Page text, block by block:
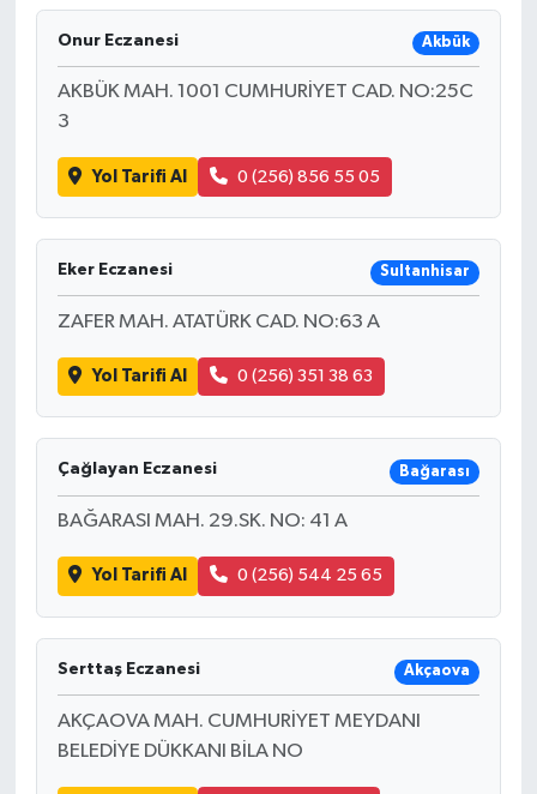
Onur Eczanesi Akbük
AKBÜK MAH. 1001 CUMHURİYET CAD. NO:25C
3
Yol Tarifi Al 0 (256) 856 55 05
Eker Eczanesi Sultanhisar
ZAFER MAH. ATATÜRK CAD. NO:63 A
Yol Tarifi Al 0 (256) 351 38 63
Çağlayan Eczanesi Bağarası
BAĞARASI MAH. 29.SK. NO: 41 A
Yol Tarifi Al 0 (256) 544 25 65
Serttaş Eczanesi Akçaova
AKÇAOVA MAH. CUMHURİYET MEYDANI
BELEDİYE DÜKKANI BİLA NO